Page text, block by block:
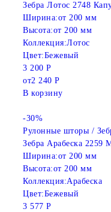
Зебра Лотос 2748
Ширина:от 200 мм
Высота:от 200 мм
Коллекция:Лотос
Цвет:Бежевый
3 200 Р
от2 240 Р
В корзину
-30%
Рулонные шторы /
Зебра Арабеска 2259
Ширина:от 200 мм
Высота:от 200 мм
Коллекция:Арабеска
Цвет:Бежевый
3 577 Р